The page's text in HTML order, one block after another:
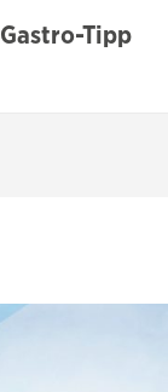
Gastro-Tipp